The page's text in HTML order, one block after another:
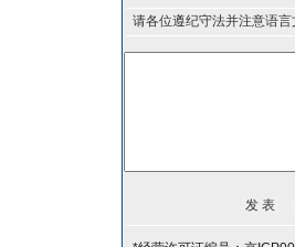
请各位遵纪守法并注意语言